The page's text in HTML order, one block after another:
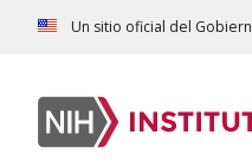
Un sitio oficial del